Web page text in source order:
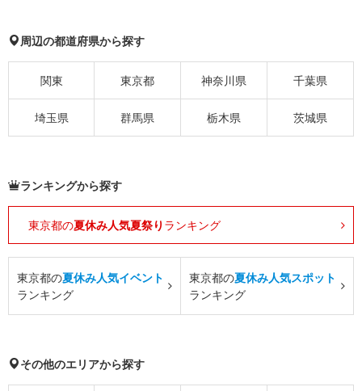
周辺の都道府県から探す
関東 東京都 神奈川県 千葉県
埼玉県 群馬県 栃木県 茨城県
ランキングから探す
東京都の夏休み人気夏祭り ランキング
東京都の夏休み人気イベント
ランキング
東京都の夏休み人気スポット
ランキング
その他のエリアから探す